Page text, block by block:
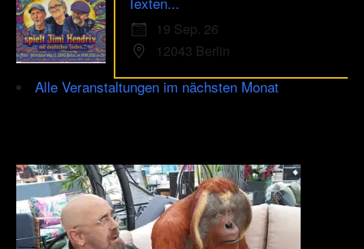
19 Sep. 26
12043 Berlin
Alle Veranstaltungen im nächsten Monat